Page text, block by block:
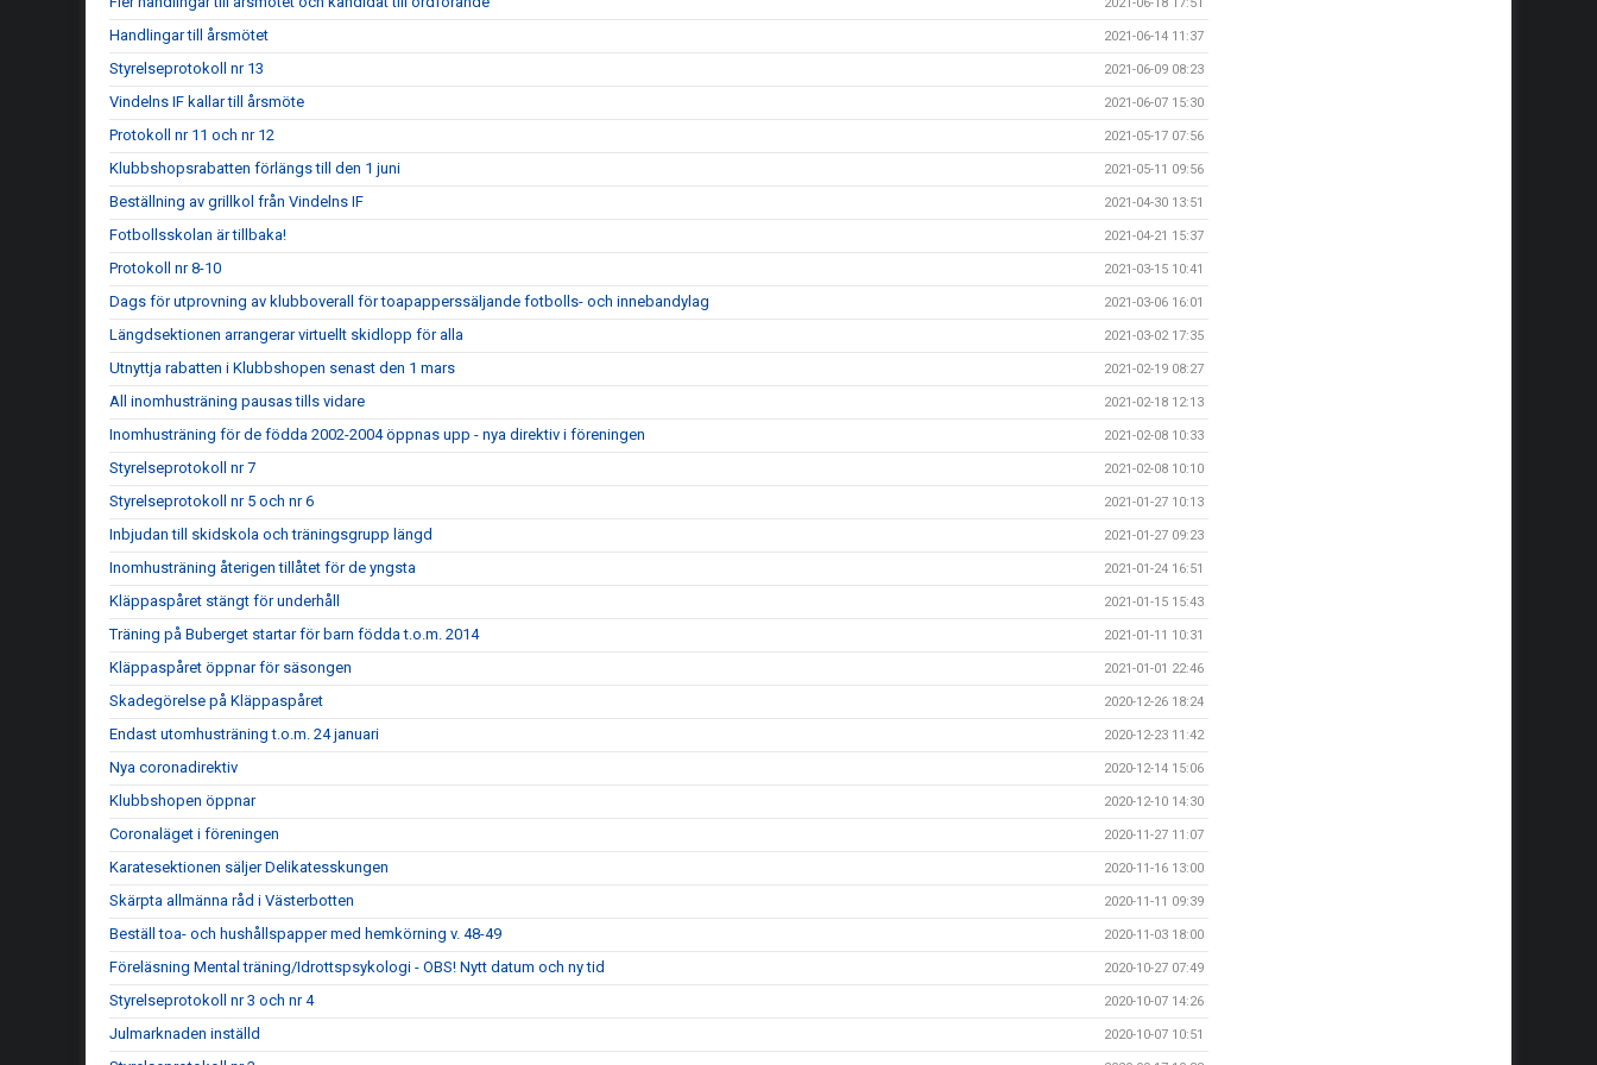
Handlingar till årsmötet 2021-06-14 11:37
Styrelseprotokoll nr 13 2021-06-09 08:23
Vindelns IF kallar till årsmöte 2021-06-07 15:30
Protokoll nr 11 och nr 12 2021-05-17 07:56
Klubbshopsrabatten förlängs till den 1 juni 2021-05-11 09:56
Beställning av grillkol från Vindelns IF 2021-04-30 13:51
Fotbollsskolan är tillbaka! 2021-04-21 15:37
Protokoll nr 8-10 2021-03-15 10:41
Dags för utprovning av klubboverall för toapapperssäljande fotbolls- och innebandylag 2021-03-06 16:01
Längdsektionen arrangerar virtuellt skidlopp för alla 2021-03-02 17:35
Utnyttja rabatten i Klubbshopen senast den 1 mars 2021-02-19 08:27
All inomhusträning pausas tills vidare 2021-02-18 12:13
Inomhusträning för de födda 2002-2004 öppnas upp - nya direktiv i föreningen 2021-02-08 10:33
Styrelseprotokoll nr 7 2021-02-08 10:10
Styrelseprotokoll nr 5 och nr 6 2021-01-27 10:13
Inbjudan till skidskola och träningsgrupp längd 2021-01-27 09:23
Inomhusträning återigen tillåtet för de yngsta 2021-01-24 16:51
Kläppaspåret stängt för underhåll 2021-01-15 15:43
Träning på Buberget startar för barn födda t.o.m. 2014 2021-01-11 10:31
Kläppaspåret öppnar för säsongen 2021-01-01 22:46
Skadegörelse på Kläppaspåret 2020-12-26 18:24
Endast utomhusträning t.o.m. 24 januari 2020-12-23 11:42
Nya coronadirektiv 2020-12-14 15:06
Klubbshopen öppnar 2020-12-10 14:30
Coronaläget i föreningen 2020-11-27 11:07
Karatesektionen säljer Delikatesskungen 2020-11-16 13:00
Skärpta allmänna råd i Västerbotten 2020-11-11 09:39
Beställ toa- och hushållspapper med hemkörning v. 48-49 2020-11-03 18:00
Föreläsning Mental träning/Idrottspsykologi - OBS! Nytt datum och ny tid 2020-10-27 07:49
Styrelseprotokoll nr 3 och nr 4 2020-10-07 14:26
Julmarknaden inställd 2020-10-07 10:51